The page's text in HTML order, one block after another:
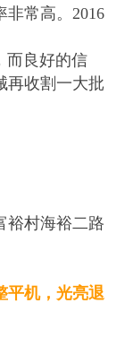
非常高。2016
而良好的信
再收割一大批
裕村海裕二路
平机，光亮退